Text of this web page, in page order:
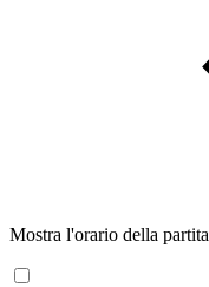
Mostra l'orario della